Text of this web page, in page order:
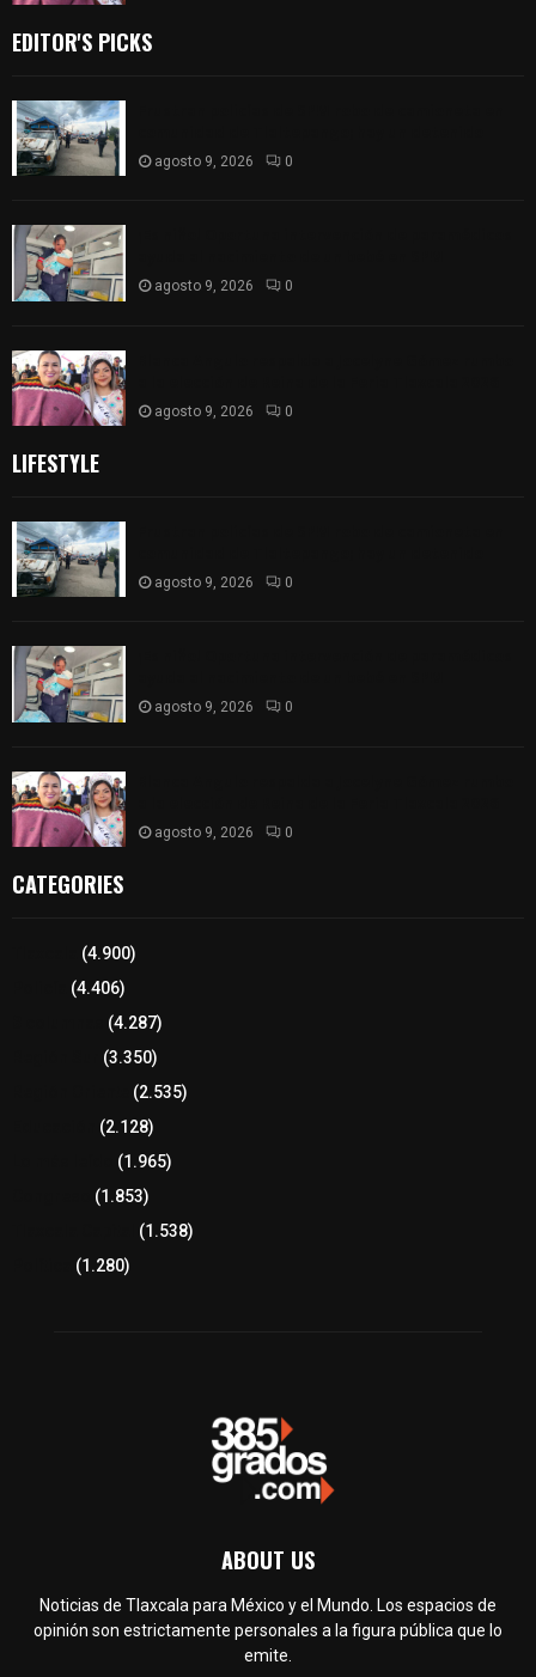
EDITOR'S PICKS
agosto 9, 2026 0
agosto 9, 2026 0
agosto 9, 2026 0
LIFESTYLE
agosto 9, 2026 0
agosto 9, 2026 0
agosto 9, 2026 0
CATEGORIES
(4.900)
(4.406)
(4.287)
(3.350)
(2.535)
(2.128)
(1.965)
(1.853)
(1.538)
(1.280)
ABOUT US
Noticias de Tlaxcala para México y el Mundo. Los espacios de
opinión son estrictamente personales a la figura pública que lo
emite.